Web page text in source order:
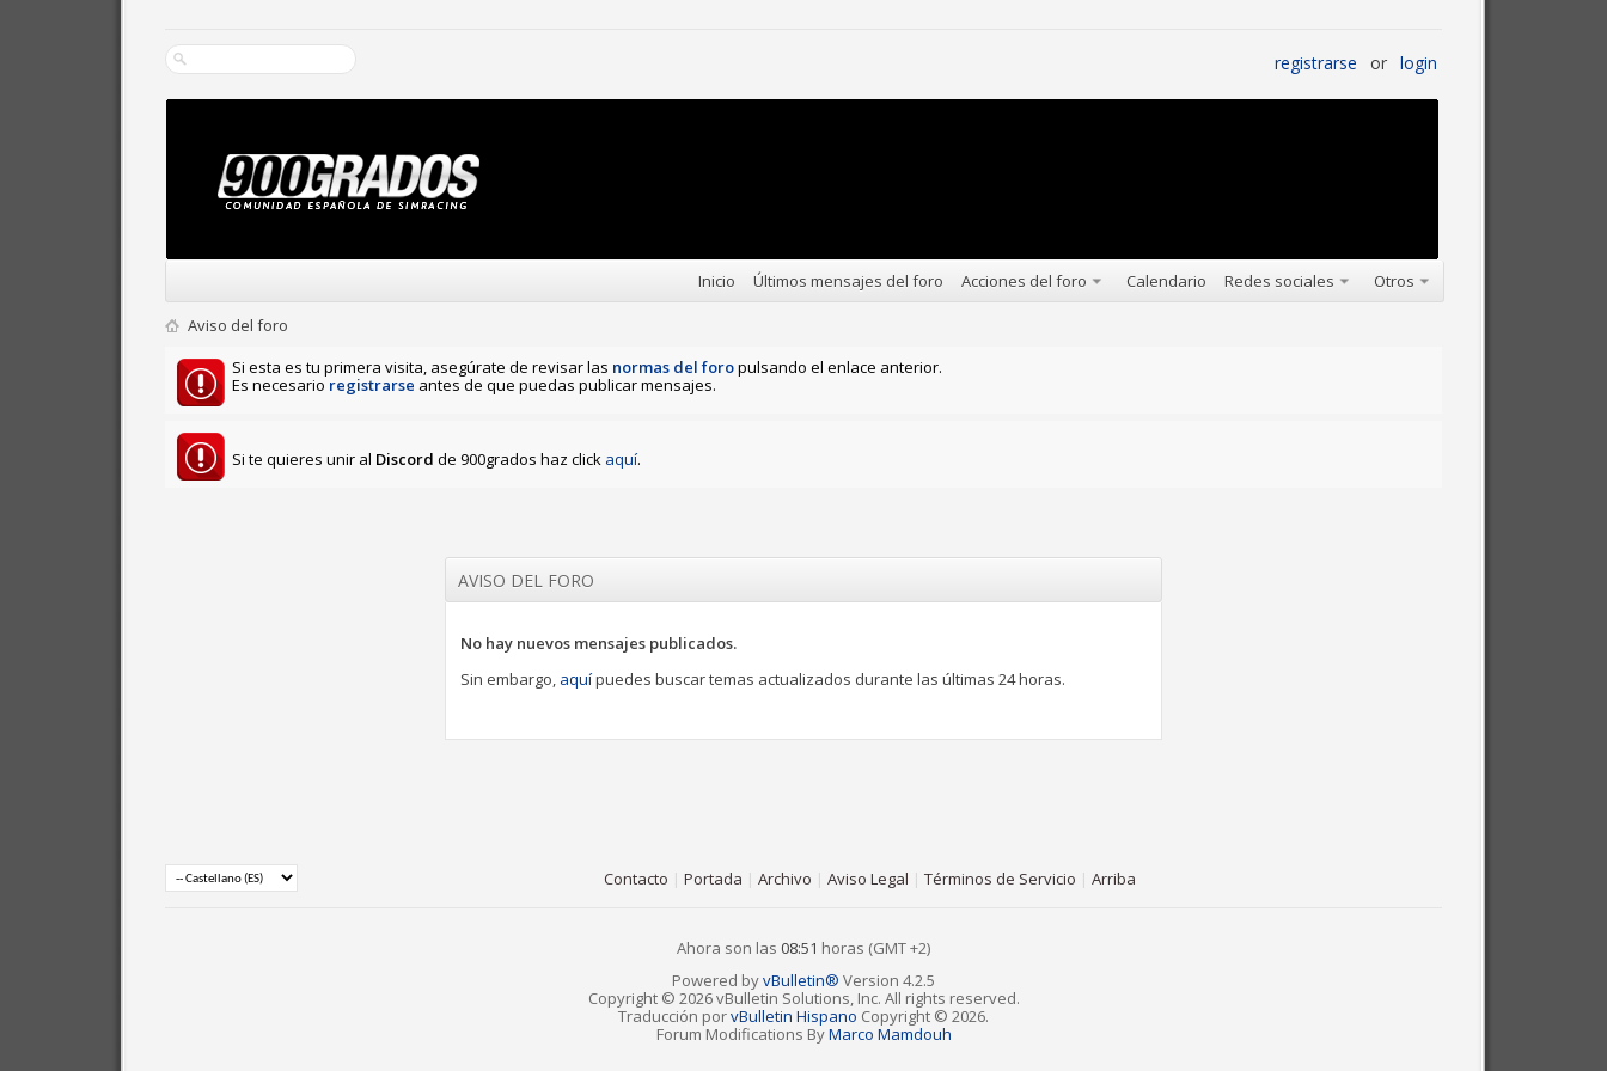
registrarse or login
Inicio Últimos mensajes del foro Acciones del foro Calendario Redes sociales Otros
Aviso del foro
Si esta es tu primera visita, asegúrate de revisar las normas del foropulsando el enlace anterior.
Es necesario registrarse antes de que puedas publicar mensajes.
Si te quieres unir al Discord de 900grados haz click aquí.
AVISO DEL FORO
No hay nuevos mensajes publicados.
Sin embargo, aquípuedes buscar temas actualizados durante las últimas 24 horas.
Contacto | Portada | Archivo | Aviso Legal | Términos de Servicio | Arriba
Ahora son las 08:51 horas (GMT +2)
Powered byvBulletin® Version 4.2.5
Copyright © 2026 vBulletin Solutions, Inc. All rights reserved.
Traducción porvBulletin Hispano Copyright © 2026.
Forum Modifications ByMarco Mamdouh